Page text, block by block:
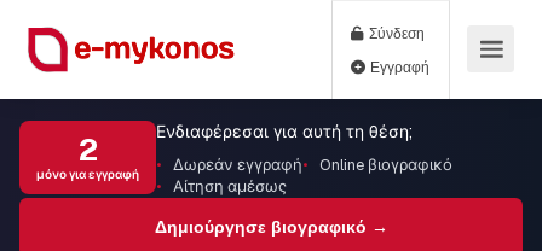
Σύνδεση
2
μόνο για εγγραφή
Ενδιαφέρεσαι για αυτή τη θέση;
Δωρεάν εγγραφή
Online βιογραφικό
Αίτηση αμέσως
Δημιούργησε βιογραφικό →